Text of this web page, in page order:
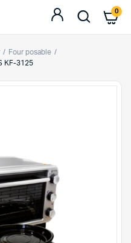
0
Four posable
KF-3125